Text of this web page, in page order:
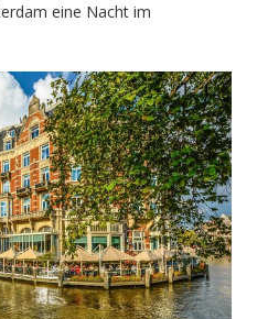
eine Nacht im